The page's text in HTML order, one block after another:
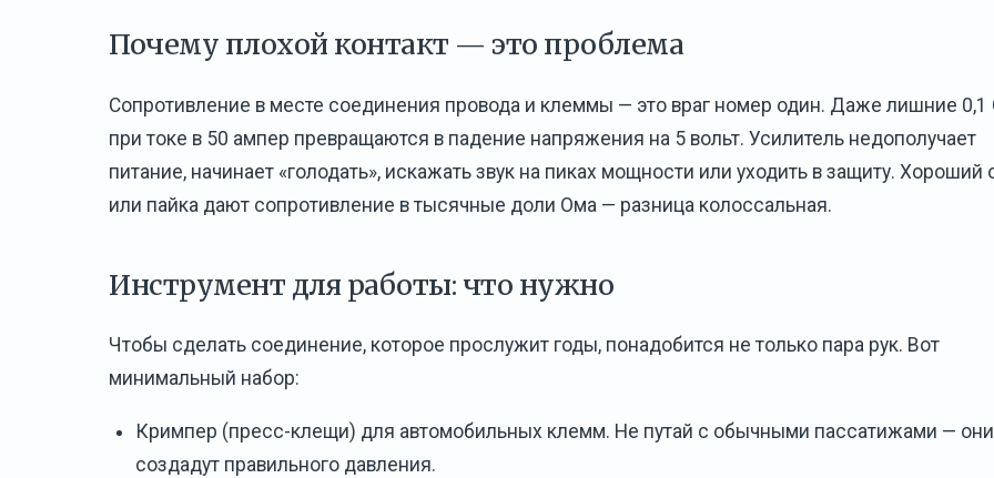
Почему плохой контакт — это проблема
Сопротивление в месте соединения провода и клеммы — это враг номер один. Даже лишние
при токе в 50 ампер превращаются в падение напряжения на 5 вольт. Усилитель недополучает
питание, начинает «голодать», искажать звук на пиках мощности или уходить в защиту.
или пайка дают сопротивление в тысячные доли Ома — разница колоссальная.
Инструмент для работы: что нужно
Чтобы сделать соединение, которое прослужит годы, понадобится не только пара рук. Вот
минимальный набор:
Кримпер (пресс-клещи) для автомобильных клемм. Не путай с обычными пассатижами —
создадут правильного давления.